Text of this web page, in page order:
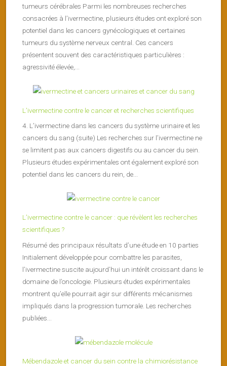
tumeurs cérébrales Parmi les nombreuses recherches
consacrées à l’ivermectine, plusieurs études ont exploré son
potentiel dans les cancers gynécologiques et certaines
tumeurs du système nerveux central. Ces cancers
présentent souvent des caractéristiques particulières :
agressivité élevée,...
L’ivermectine contre le cancer et recherches scientifiques
4. L’ivermectine dans les cancers du système urinaire et les
cancers du sang (suite) Les recherches sur l’ivermectine ne
se limitent pas aux cancers digestifs ou au cancer du sein.
Plusieurs études expérimentales ont également exploré son
potentiel dans les cancers du rein, de...
L’ivermectine contre le cancer : que révèlent les recherches
scientifiques ?
Résumé des principaux résultats d’une étude en 10 parties
Initialement développée pour combattre les parasites,
l’ivermectine suscite aujourd’hui un intérêt croissant dans le
domaine de l’oncologie. Plusieurs études expérimentales
montrent qu’elle pourrait agir sur différents mécanismes
impliqués dans la progression tumorale. Les recherches
publiées...
Mébendazole et cancer du sein contre la chimiorésistance